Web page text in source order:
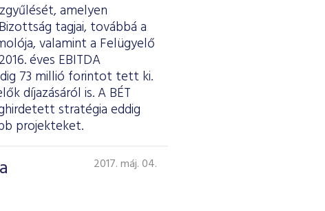
amelyen
tagjai, továbbá a
valamint a Felügyelő
éves EBITDA
73 millió forintot tett ki.
díjazásáról is. A BÉT
stratégia eddig
projekteket.
2017. máj. 04.